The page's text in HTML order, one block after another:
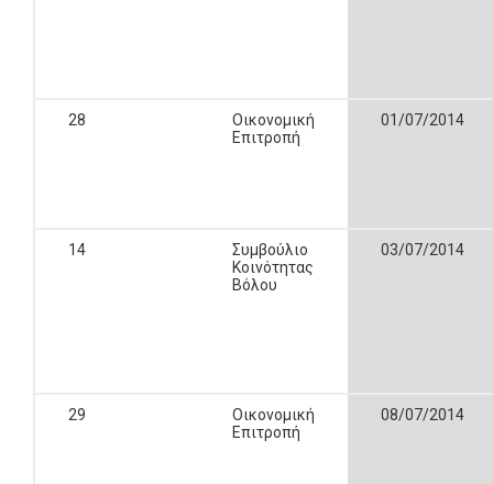
28
Οικονομική
Επιτροπή
01/07/2014
14
Συμβούλιο
Κοινότητας
Βόλου
03/07/2014
29
Οικονομική
Επιτροπή
08/07/2014